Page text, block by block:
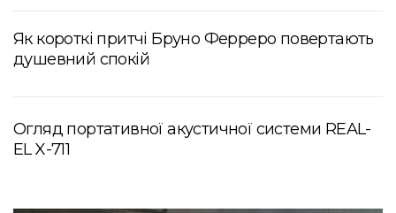
Як короткі притчі Бруно Ферреро повертають
душевний спокій
Огляд портативної акустичної системи REAL-
EL X-711